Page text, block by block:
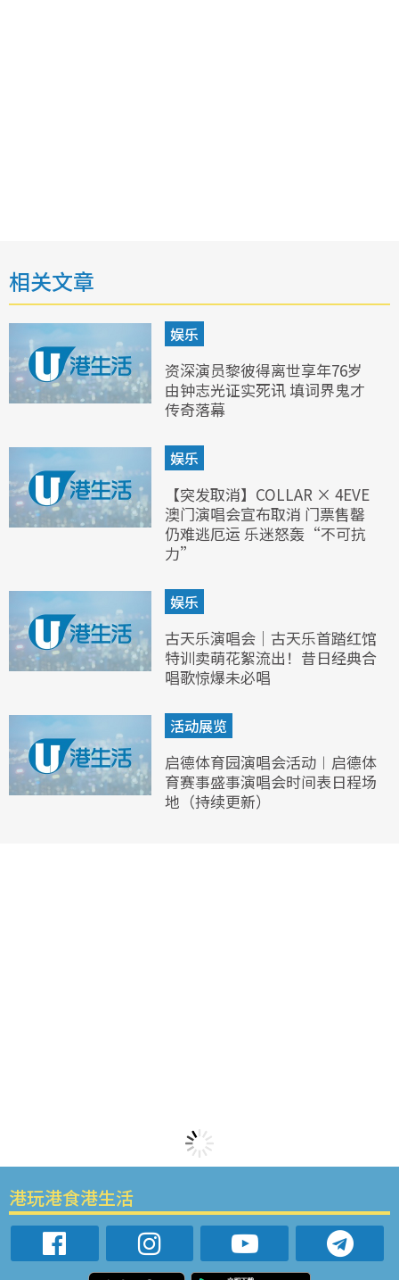
相关文章
娱乐
资深演员黎彼得离世享年76岁
由钟志光证实死讯 填词界鬼才
传奇落幕
娱乐
【突发取消】COLLAR × 4EVE
澳门演唱会宣布取消 门票售罄
仍难逃厄运 乐迷怒轰“不可抗
力”
娱乐
古天乐演唱会｜古天乐首踏红馆
特训卖萌花絮流出！昔日经典合
唱歌惊爆未必唱
活动展览
启德体育园演唱会活动︱启德体
育赛事盛事演唱会时间表日程场
地（持续更新）
港玩港食港生活